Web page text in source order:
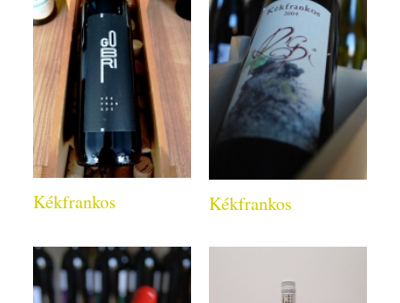
Kékfrankos Kékfrankos